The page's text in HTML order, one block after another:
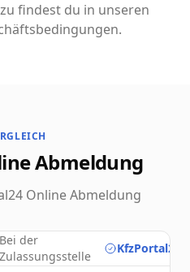
findest du in unseren
Abmeldung
Online Abmeldung
Bei der
Zulassungsstelle